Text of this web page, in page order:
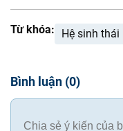
Từ khóa: Hệ sinh thái
Bình luận (0)